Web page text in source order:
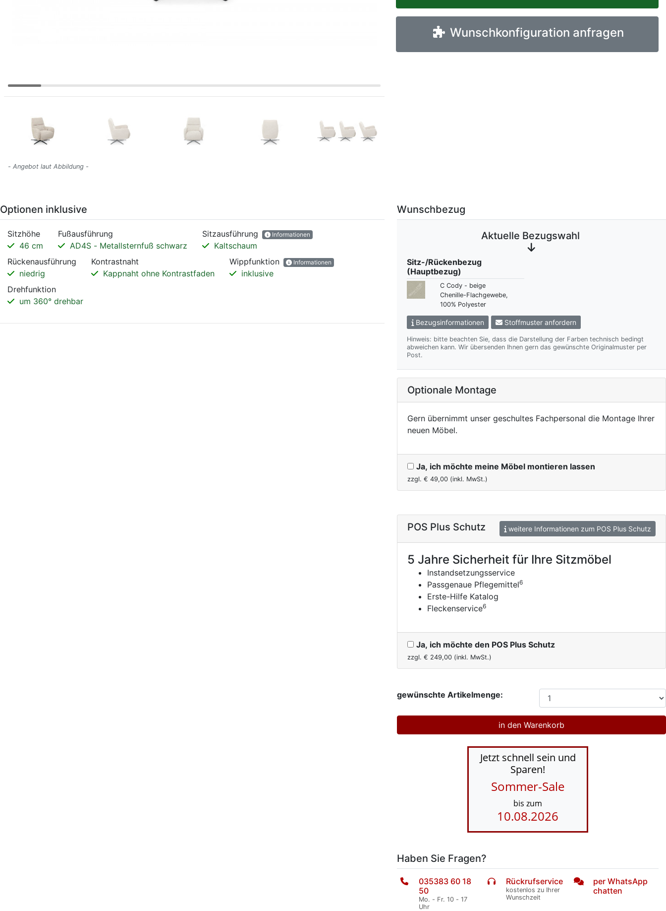
- Angebot laut Abbildung -
Wunschkonfiguration anfragen
Optionen inklusive
Sitzhöhe
46 cm
Fußausführung
AD4S - Metallsternfuß schwarz
Sitzausführung Informationen
Kaltschaum
Rückenausführung
niedrig
Kontrastnaht
Kappnaht ohne Kontrastfaden
Wippfunktion Informationen
inklusive
Drehfunktion
um 360° drehbar
Wunschbezug
Aktuelle Bezugswahl
Sitz-/Rückenbezug
(Hauptbezug)
C Cody - beige
Chenille-Flachgewebe,
100% Polyester
Bezugsinformationen Stoffmuster anfordern
Hinweis: bitte beachten Sie, dass die Darstellung der Farben technisch bedingt
abweichen kann. Wir übersenden Ihnen gern das gewünschte Originalmuster per
Post.
Optionale Montage
Gern übernimmt unser geschultes Fachpersonal die Montage Ihrer
neuen Möbel.
Ja, ich möchte meine Möbel montieren lassen
zzgl. € 49,00 (inkl. MwSt.)
POS Plus Schutz weitere Informationen zum POS Plus Schutz
5 Jahre Sicherheit für Ihre Sitzmöbel
Instandsetzungsservice
Passgenaue Pflegemittel6
Erste-Hilfe Katalog
Fleckenservice6
Ja, ich möchte den POS Plus Schutz
zzgl. € 249,00 (inkl. MwSt.)
gewünschte Artikelmenge:
Jetzt schnell sein und
Sparen!
Sommer-Sale
bis zum
10.08.2026
Haben Sie Fragen?
035383 60 18
50
Mo. - Fr. 10 - 17
Uhr
Rückrufservice
kostenlos zu Ihrer
Wunschzeit
per WhatsApp
chatten